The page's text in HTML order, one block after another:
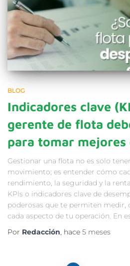
BLOG
Indicadores clave
gerente de flota
para tomar mejores
Gestionar una flota no es solo
movimiento; es entender cómo
rendimiento, la seguridad y la
KPIs o indicadores clave de
poderosas que te permiten medir,
cada aspecto de tu operación. En
Por Redacción, hace 5 meses